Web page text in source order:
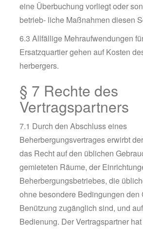
eine Überbuchung vorliegt oder
betrieb- liche Maßnahmen diesen
6.3 Allfällige Mehraufwendungen
Ersatzquartier gehen auf Kosten
herbergers.
§ 7 Rechte des
Vertragspartners
7.1 Durch den Abschluss eines
Beherbergungsvertrages erwirbt
das Recht auf den üblichen
gemieteten Räume, der
Beherbergungsbetriebes, die
ohne besondere Bedingungen den
Benützung zugänglich sind, und
Bedienung. Der Vertragspartner